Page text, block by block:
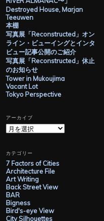
Destroyed House, Marjan
Teeuwen
本棚
写真展「Reconstructed」オン
ライン・ビューイングとインタ
ビュー記事公開のご紹介
写真展「Reconstructed」休止
のお知らせ
Tower in Mukoujima
Vacant Lot
Tokyo Perspective
アーカイブ
ア
ー
イ
ブ
カテゴリー
7 Factors of Cities
Architecture File
Art Writing
Back Street View
BAR
Bigness
Bird's-eye View
City Silhouettes